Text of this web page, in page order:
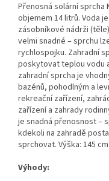
Přenosná solární sprcha
objemem 14 litrů. Voda
zásobníkové nádrži
velmi snadné – sprchu
rychlospojku. Zahradní
poskytovat teplou vodu
zahradní sprcha je
bazénů, pohodlným a
rekreační zařízení,
zařízení a zahrady
je snadná přenosnost –
kdekoli na zahradě
sprchovat. Výška: 145
Výhody: